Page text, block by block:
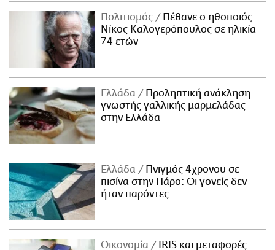
Πολιτισμός
Πέθανε ο ηθοποιός
Νίκος Καλογερόπουλος σε ηλικία
74 ετών
Ελλάδα
Προληπτική ανάκληση
γνωστής γαλλικής μαρμελάδας
στην Ελλάδα
Ελλάδα
Πνιγμός 4χρονου σε
πισίνα στην Πάρο: Οι γονείς δεν
ήταν παρόντες
Οικονομία
IRIS και μεταφορές: